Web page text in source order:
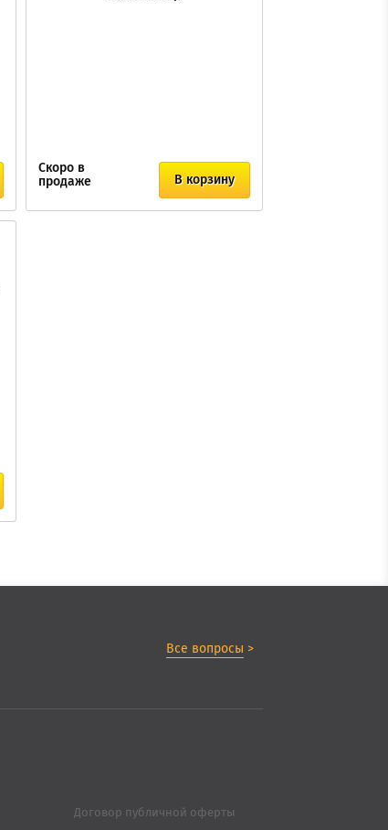
В корзину
Скоро в
продаже
Все вопросы >
Договор публичной оферты